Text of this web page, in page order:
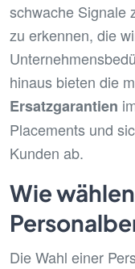
schwache Signale
zu erkennen, die
hinaus bieten die
Ersatzgarantien
Placements und
Kunden ab.
Wie
Die Wahl einer